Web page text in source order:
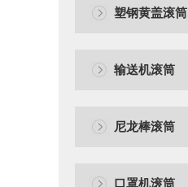
塑钢黄盖滚筒
输送机滚筒
尼龙棒滚筒
口罩机滚筒